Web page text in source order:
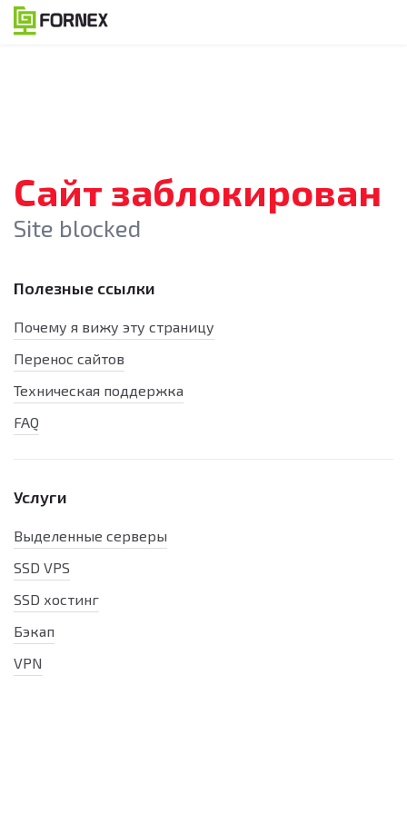
Сайт заблокирован
Site blocked
Полезные ссылки
Почему я вижу эту страницу
Перенос сайтов
Техническая поддержка
FAQ
Услуги
Выделенные серверы
SSD VPS
SSD хостинг
Бэкап
VPN